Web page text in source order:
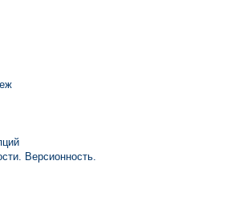
Версионность.